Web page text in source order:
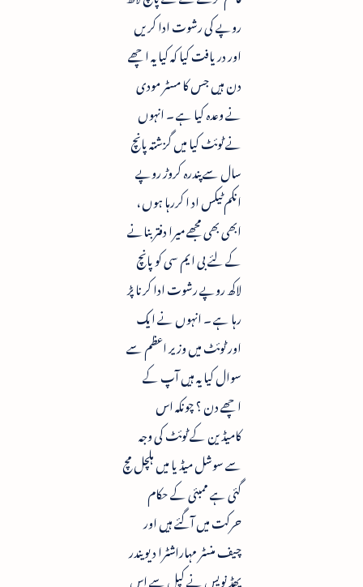
روپے کی رشوت ادا کریں
اور دریافت کیا کہ کیا یہ اچھے
دن ہیں جس کا مسٹر مودی
نے وعدہ کیا ہے ۔ انہوں
نے ٹوئٹ کیا میں گزشتہ پانچ
سال سے پندرہ کروڑ روپے
انکم ٹیکس اد ا کررہا ہوں ،
ابھی بھی مجھے میرا دفتر بنانے
کے لئے بی ایم سی کو پانچ
لاکھ روپے رشوت ادا کرنا پڑ
رہا ہے ۔ انہوں نے ایک
اور ٹوئٹ میں وزیر اعظم سے
سوال کیا یہ ہیں آپ کے
اچھے دن ؟ چونکہ اس
کامیڈین کے ٹوئٹ کی وجہ
سے سوشل میڈیا میں ہلچل مچ
گئی ہے ممبئی کے حکام
حرکت میں آگئے ہیں اور
چیف منسٹر مہاراشٹرا دیویندر
پھڈ نویس نے کپل سے اس